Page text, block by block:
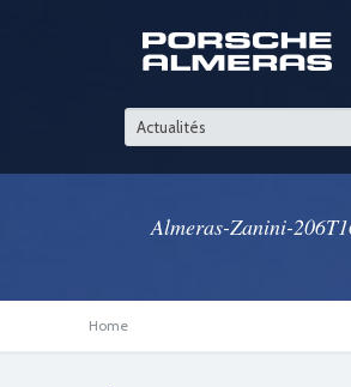
Almeras-Zanini-
Home